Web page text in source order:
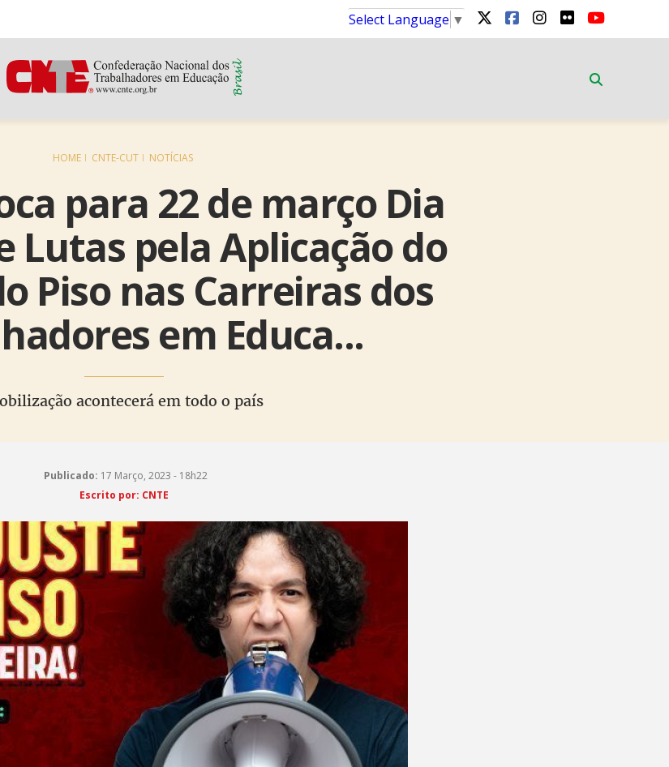
Select Language ▼
HOME CNTE-CUT NOTÍCIAS
para 22 de março Dia
Lutas pela Aplicação do
Piso nas Carreiras dos
em Educa...
acontecerá em todo o país
Publicado: 17 Março, 2023 - 18h22
Escrito por: CNTE